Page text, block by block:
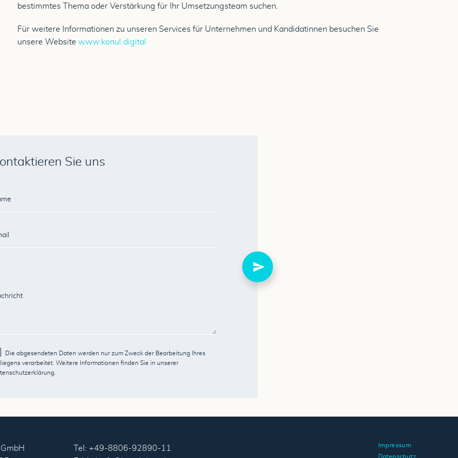
bestimmtes Thema oder Verstärkung für Ihr Umsetzungsteam suchen.
Für weitere Informationen zu unseren Services für Unternehmen und Kandidatinnen besuchen Sie
unsere Website www.konul.digital
Sie uns
Die abgesendeten Daten werden nur zum Zweck der Bearbeitung Ihres
verarbeitet. Weitere Informationen finden Sie in unserer
Tel: +49-8806-92890-11
Impressum
Datenschutz